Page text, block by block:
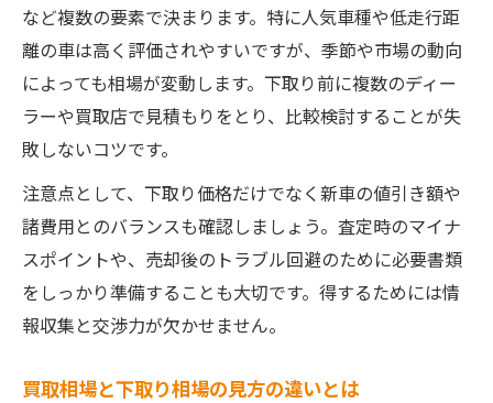
など複数の要素で決まります。特に人気車種や低走行距
離の車は高く評価されやすいですが、季節や市場の動向
によっても相場が変動します。下取り前に複数のディー
ラーや買取店で見積もりをとり、比較検討することが失
敗しないコツです。
注意点として、下取り価格だけでなく新車の値引き額や
諸費用とのバランスも確認しましょう。査定時のマイナ
スポイントや、売却後のトラブル回避のために必要書類
をしっかり準備することも大切です。得するためには情
報収集と交渉力が欠かせません。
買取相場と下取り相場の見方の違いとは